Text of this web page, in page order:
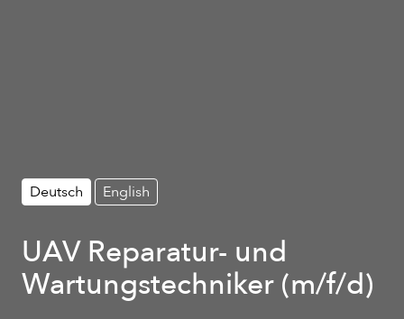
Deutsch English
UAV Reparatur- und
Wartungstechniker (m/f/d)